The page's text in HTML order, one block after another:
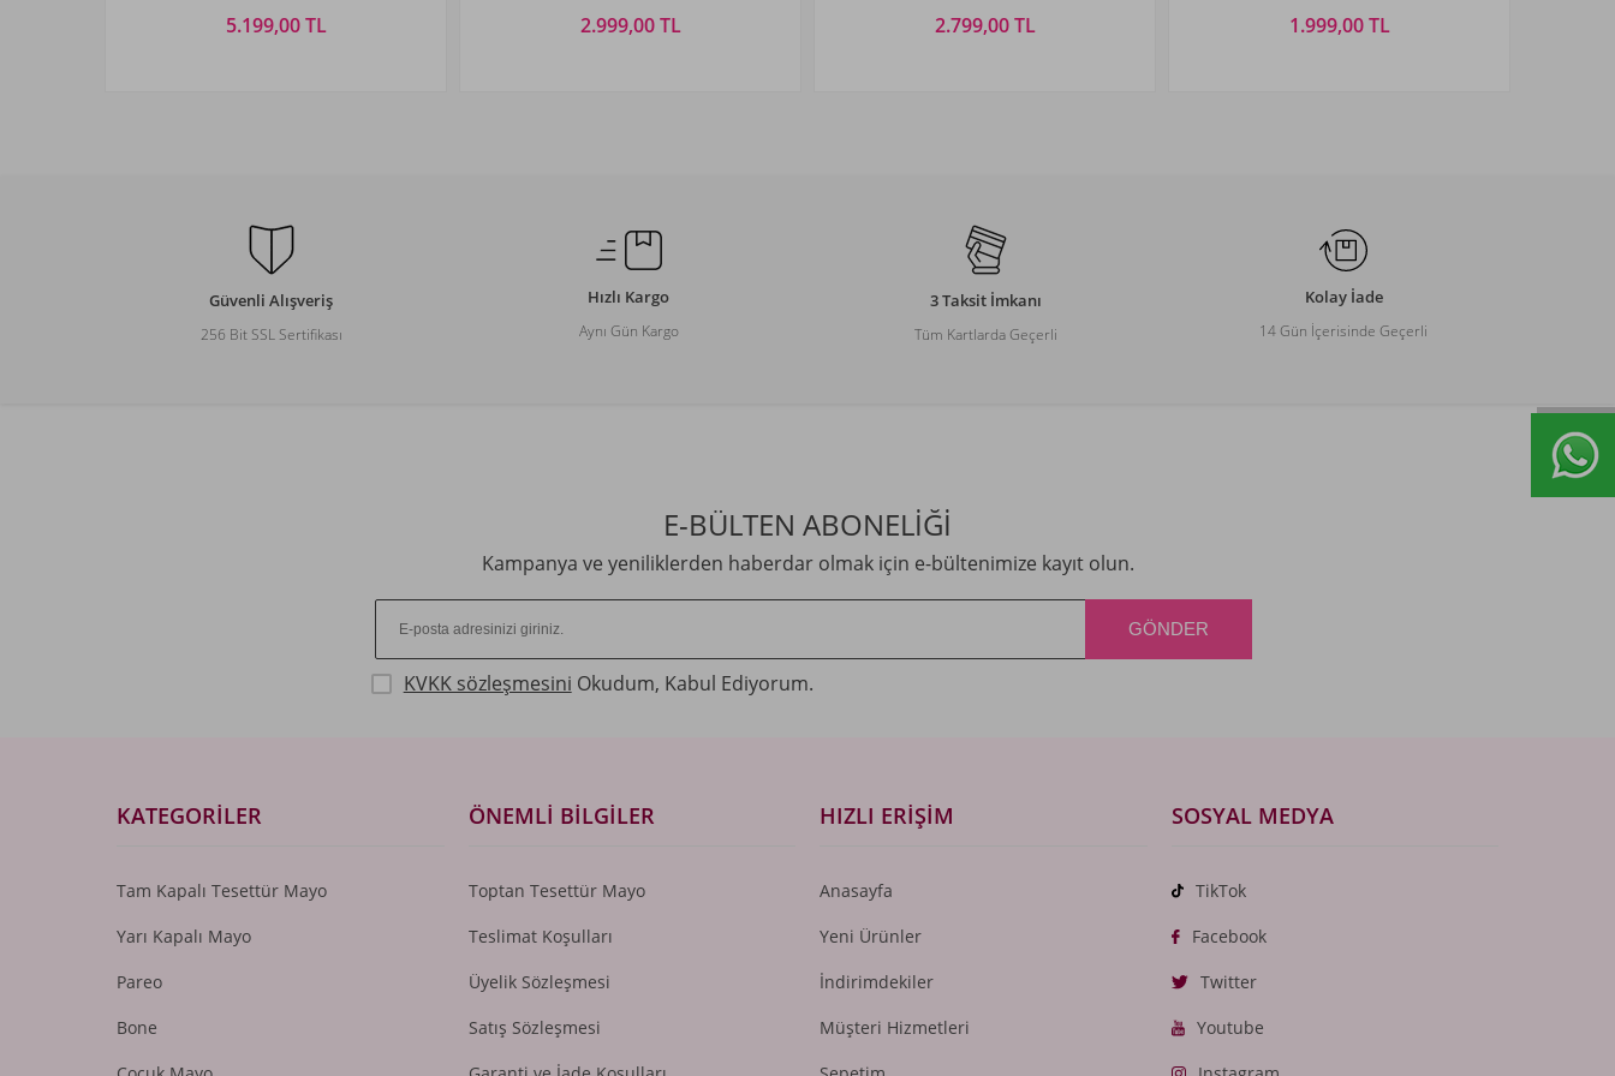
5.199,00 TL 2.999,00 TL 2.799,00 TL 1.999,00 TL
Güvenli Alışveriş
256 Bit SSL Sertifikası
Hızlı Kargo
Aynı Gün Kargo
3 Taksit İmkanı
Tüm Kartlarda Geçerli
Kolay İade
14 Gün İçerisinde Geçerli
E-BÜLTEN ABONELİĞİ
Kampanya ve yeniliklerden haberdar olmak için e-bültenimize kayıt olun.
KVKK sözleşmesini Okudum, Kabul Ediyorum.
KATEGORILER
Tam Kapalı Tesettür Mayo
Yarı Kapalı Mayo
Pareo
Bone
ÖNEMLI BILGILER
Toptan Tesettür Mayo
Teslimat Koşulları
Üyelik Sözleşmesi
Satış Sözleşmesi
HIZLI ERIŞIM
Anasayfa
Yeni Ürünler
İndirimdekiler
Müşteri Hizmetleri
SOSYAL MEDYA
TikTok
Facebook
Twitter
Youtube